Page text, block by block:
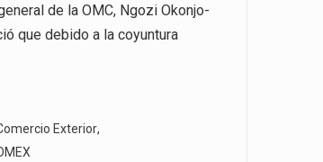
de la OMC, Ngozi Okonjo-
que debido a la coyuntura
Exterior,